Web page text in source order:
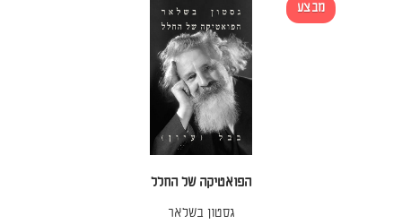
הפואטיקה של החלל
גסטון בשלאר
מבצע